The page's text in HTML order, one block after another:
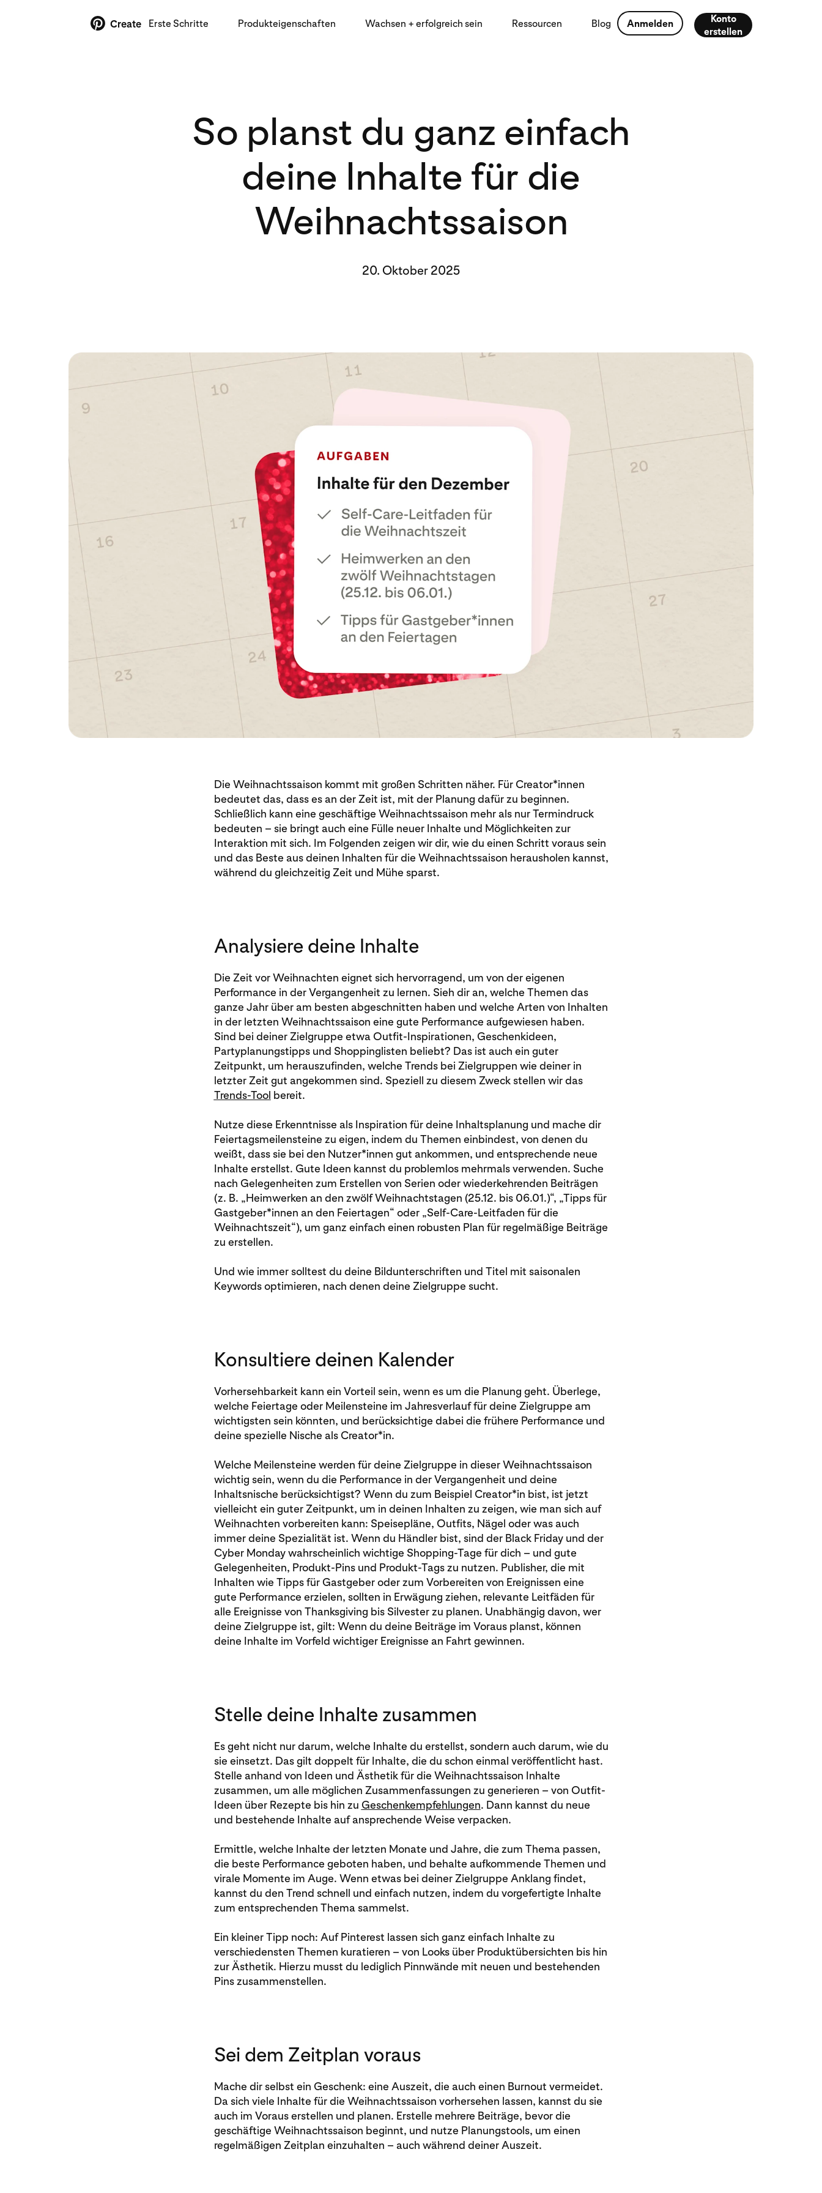
Create Erste Schritte Produkteigenschaften Wachsen + erfolgreich sein Ressourcen Blog Anmelden
Konto
erstellen
So planst du ganz einfach
deine Inhalte für die
Weihnachtssaison
20. Oktober 2025
Die Weihnachtssaison kommt mit großen Schritten näher. Für Creator*innen
bedeutet das, dass es an der Zeit ist, mit der Planung dafür zu beginnen.
Schließlich kann eine geschäftige Weihnachtssaison mehr als nur Termindruck
bedeuten – sie bringt auch eine Fülle neuer Inhalte und Möglichkeiten zur
Interaktion mit sich. Im Folgenden zeigen wir dir, wie du einen Schritt voraus sein
und das Beste aus deinen Inhalten für die Weihnachtssaison herausholen kannst,
während du gleichzeitig Zeit und Mühe sparst.
Analysiere deine Inhalte
Die Zeit vor Weihnachten eignet sich hervorragend, um von der eigenen
Performance in der Vergangenheit zu lernen. Sieh dir an, welche Themen das
ganze Jahr über am besten abgeschnitten haben und welche Arten von Inhalten
in der letzten Weihnachtssaison eine gute Performance aufgewiesen haben.
Sind bei deiner Zielgruppe etwa Outfit-Inspirationen, Geschenkideen,
Partyplanungstipps und Shoppinglisten beliebt? Das ist auch ein guter
Zeitpunkt, um herauszufinden, welche Trends bei Zielgruppen wie deiner in
letzter Zeit gut angekommen sind. Speziell zu diesem Zweck stellen wir das
Trends-Tool bereit.
Nutze diese Erkenntnisse als Inspiration für deine Inhaltsplanung und mache dir
Feiertagsmeilensteine zu eigen, indem du Themen einbindest, von denen du
weißt, dass sie bei den Nutzer*innen gut ankommen, und entsprechende neue
Inhalte erstellst. Gute Ideen kannst du problemlos mehrmals verwenden. Suche
nach Gelegenheiten zum Erstellen von Serien oder wiederkehrenden Beiträgen
(z. B. „Heimwerken an den zwölf Weihnachtstagen (25.12. bis 06.01.)“, „Tipps für
Gastgeber*innen an den Feiertagen“ oder „Self-Care-Leitfaden für die
Weihnachtszeit“), um ganz einfach einen robusten Plan für regelmäßige Beiträge
zu erstellen.
Und wie immer solltest du deine Bildunterschriften und Titel mit saisonalen
Keywords optimieren, nach denen deine Zielgruppe sucht.
Konsultiere deinen Kalender
Vorhersehbarkeit kann ein Vorteil sein, wenn es um die Planung geht. Überlege,
welche Feiertage oder Meilensteine im Jahresverlauf für deine Zielgruppe am
wichtigsten sein könnten, und berücksichtige dabei die frühere Performance und
deine spezielle Nische als Creator*in.
Welche Meilensteine werden für deine Zielgruppe in dieser Weihnachtssaison
wichtig sein, wenn du die Performance in der Vergangenheit und deine
Inhaltsnische berücksichtigst? Wenn du zum Beispiel Creator*in bist, ist jetzt
vielleicht ein guter Zeitpunkt, um in deinen Inhalten zu zeigen, wie man sich auf
Weihnachten vorbereiten kann: Speisepläne, Outfits, Nägel oder was auch
immer deine Spezialität ist. Wenn du Händler bist, sind der Black Friday und der
Cyber Monday wahrscheinlich wichtige Shopping-Tage für dich – und gute
Gelegenheiten, Produkt-Pins und Produkt-Tags zu nutzen. Publisher, die mit
Inhalten wie Tipps für Gastgeber oder zum Vorbereiten von Ereignissen eine
gute Performance erzielen, sollten in Erwägung ziehen, relevante Leitfäden für
alle Ereignisse von Thanksgiving bis Silvester zu planen. Unabhängig davon, wer
deine Zielgruppe ist, gilt: Wenn du deine Beiträge im Voraus planst, können
deine Inhalte im Vorfeld wichtiger Ereignisse an Fahrt gewinnen.
Stelle deine Inhalte zusammen
Es geht nicht nur darum, welche Inhalte du erstellst, sondern auch darum, wie du
sie einsetzt. Das gilt doppelt für Inhalte, die du schon einmal veröffentlicht hast.
Stelle anhand von Ideen und Ästhetik für die Weihnachtssaison Inhalte
zusammen, um alle möglichen Zusammenfassungen zu generieren – von Outfit-
Ideen über Rezepte bis hin zu Geschenkempfehlungen. Dann kannst du neue
und bestehende Inhalte auf ansprechende Weise verpacken.
Ermittle, welche Inhalte der letzten Monate und Jahre, die zum Thema passen,
die beste Performance geboten haben, und behalte aufkommende Themen und
virale Momente im Auge. Wenn etwas bei deiner Zielgruppe Anklang findet,
kannst du den Trend schnell und einfach nutzen, indem du vorgefertigte Inhalte
zum entsprechenden Thema sammelst.
Ein kleiner Tipp noch: Auf Pinterest lassen sich ganz einfach Inhalte zu
verschiedensten Themen kuratieren – von Looks über Produktübersichten bis hin
zur Ästhetik. Hierzu musst du lediglich Pinnwände mit neuen und bestehenden
Pins zusammenstellen.
Sei dem Zeitplan voraus
Mache dir selbst ein Geschenk: eine Auszeit, die auch einen Burnout vermeidet.
Da sich viele Inhalte für die Weihnachtssaison vorhersehen lassen, kannst du sie
auch im Voraus erstellen und planen. Erstelle mehrere Beiträge, bevor die
geschäftige Weihnachtssaison beginnt, und nutze Planungstools, um einen
regelmäßigen Zeitplan einzuhalten – auch während deiner Auszeit.